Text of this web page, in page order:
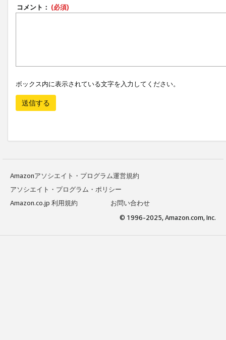
コメント： (必須)
ボックス内に表示されている文字を入力してください。
送信する
Amazonアソシエイト・プログラム運営規約
アソシエイト・プログラム・ポリシー
Amazon.co.jp 利用規約
お問い合わせ
© 1996-2025, Amazon.com, Inc.